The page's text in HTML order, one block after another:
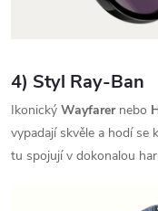
4) Styl Ray‑Ban
Ikonický Wayfarernebo
vypadají skvěle a hodí se
tu spojují v dokonalou